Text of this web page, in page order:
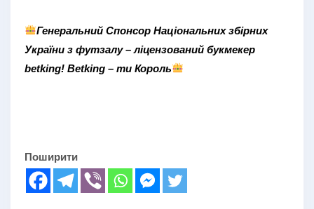
Генеральний Спонсор Національних збірних
України з футзалу – ліцензований букмекер
betking! Betking – ти Король
Поширити